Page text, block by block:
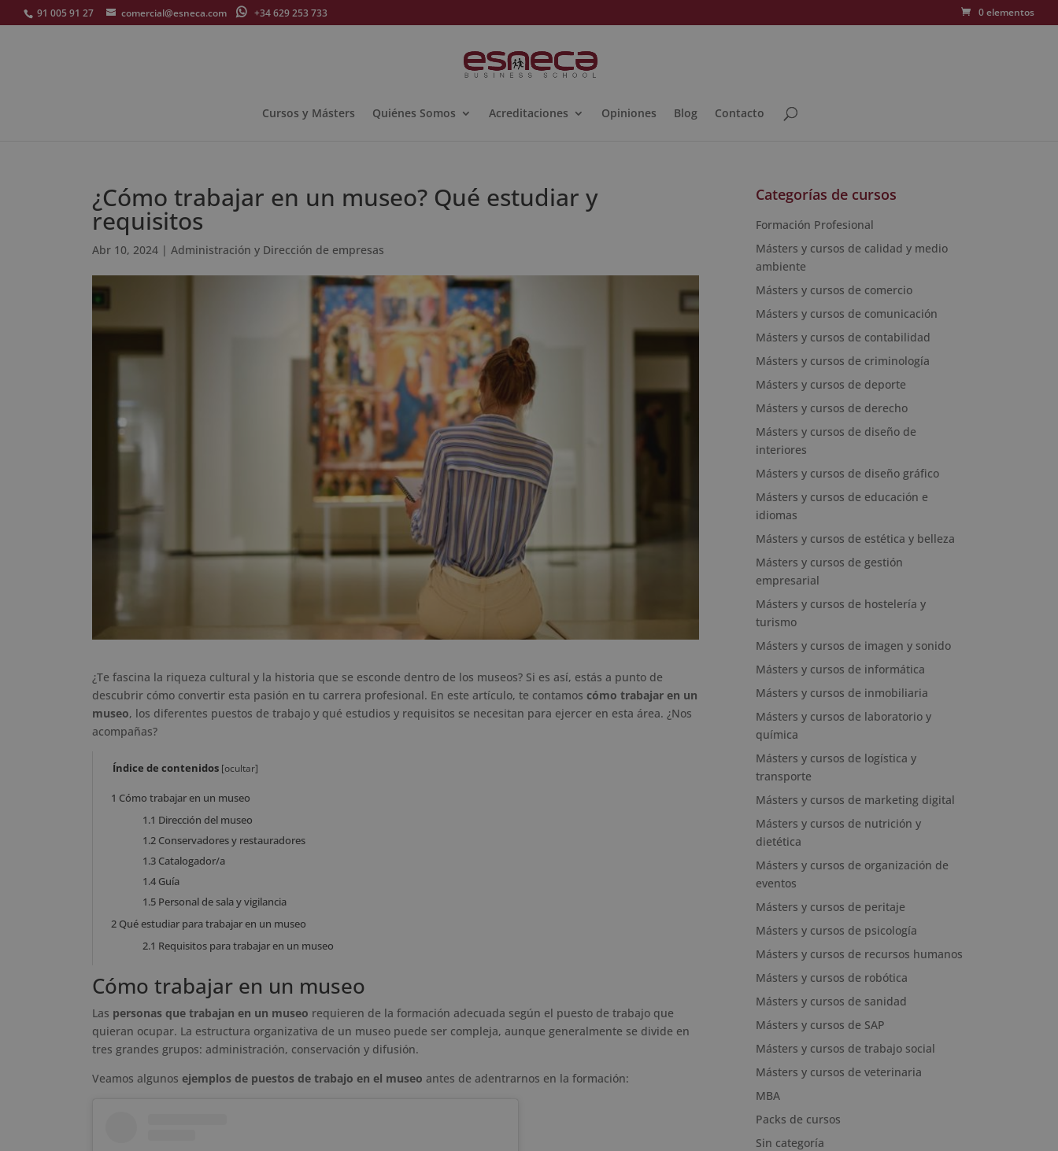
91 005 91 27 comercial@esneca.com +34 629 253 733 0 elementos
Cursos y Másters Quiénes Somos Acreditaciones Opiniones Blog Contacto
¿Cómo trabajar en un museo? Qué estudiar y
requisitos
Abr 10, 2024 | Administración y Dirección de empresas
¿Te fascina la riqueza cultural y la historia que se esconde dentro de los museos? Si es así, estás a punto de
descubrir cómo convertir esta pasión en tu carrera profesional. En este artículo, te contamos cómo trabajar en un
museo, los diferentes puestos de trabajo y qué estudios y requisitos se necesitan para ejercer en esta área. ¿Nos
acompañas?
Índice de contenidos [ocultar]
1 Cómo trabajar en un museo
1.1 Dirección del museo
1.2 Conservadores y restauradores
1.3 Catalogador/a
1.4 Guía
1.5 Personal de sala y vigilancia
2 Qué estudiar para trabajar en un museo
2.1 Requisitos para trabajar en un museo
Cómo trabajar en un museo
Las personas que trabajan en un museo requieren de la formación adecuada según el puesto de trabajo que
quieran ocupar. La estructura organizativa de un museo puede ser compleja, aunque generalmente se divide en
tres grandes grupos: administración, conservación y difusión.
Veamos algunos ejemplos de puestos de trabajo en el museo antes de adentrarnos en la formación:
Categorías de cursos
Formación Profesional
Másters y cursos de calidad y medio
ambiente
Másters y cursos de comercio
Másters y cursos de comunicación
Másters y cursos de contabilidad
Másters y cursos de criminología
Másters y cursos de deporte
Másters y cursos de derecho
Másters y cursos de diseño de
interiores
Másters y cursos de diseño gráfico
Másters y cursos de educación e
idiomas
Másters y cursos de estética y belleza
Másters y cursos de gestión
empresarial
Másters y cursos de hostelería y
turismo
Másters y cursos de imagen y sonido
Másters y cursos de informática
Másters y cursos de inmobiliaria
Másters y cursos de laboratorio y
química
Másters y cursos de logística y
transporte
Másters y cursos de marketing digital
Másters y cursos de nutrición y
dietética
Másters y cursos de organización de
eventos
Másters y cursos de peritaje
Másters y cursos de psicología
Másters y cursos de recursos humanos
Másters y cursos de robótica
Másters y cursos de sanidad
Másters y cursos de SAP
Másters y cursos de trabajo social
Másters y cursos de veterinaria
MBA
Packs de cursos
Sin categoría